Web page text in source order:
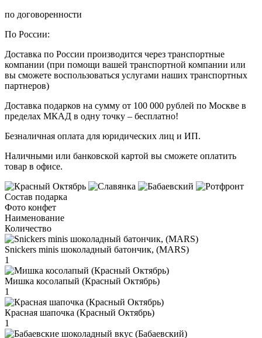
по договоренности
По России:
Доставка по России производится через транспортные
компании (при помощи вашей транспортной компании или
вы сможете воспользоваться услугами наших транспортных
партнеров)
Доставка подарков на сумму от 100 000 рублей по Москве в
пределах МКАД в одну точку – бесплатно!
Безналичная оплата для юридических лиц и ИП.
Наличными или банковской картой вы сможете оплатить
товар в офисе.
Состав подарка
Фото конфет
Наименование
Количество
Snickers minis шоколадный батончик, (MARS)
1
Мишка косолапый (Красный Октябрь)
1
Красная шапочка (Красный Октябрь)
1